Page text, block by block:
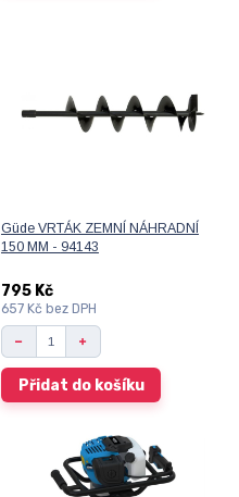
Güde VRTÁK ZEMNÍ NÁHRADNÍ
150 MM - 94143
795 Kč
657 Kč bez DPH
Přidat do košíku